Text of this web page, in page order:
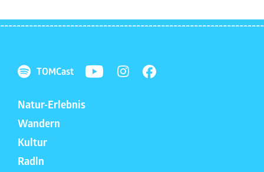
TOMCast
Natur-Erlebnis
Wandern
Kultur
Radln